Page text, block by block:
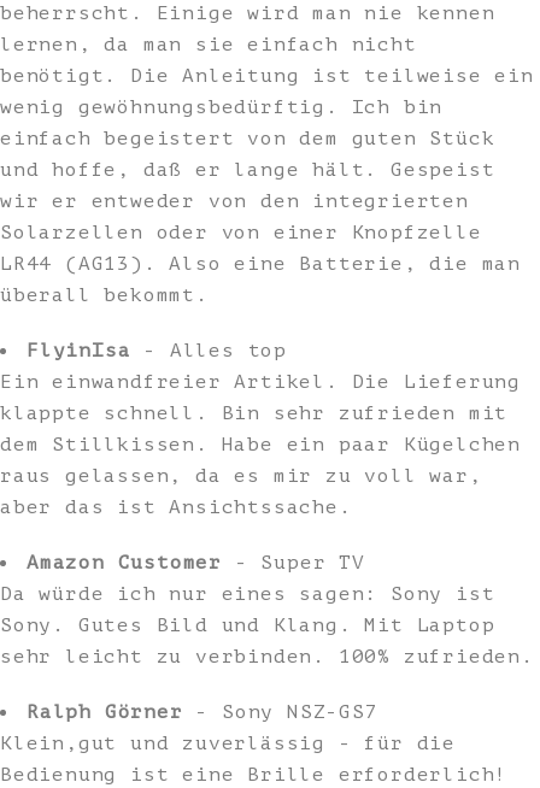
beherrscht. Einige wird man nie kennen
lernen, da man sie einfach nicht
benötigt. Die Anleitung ist teilweise ein
wenig gewöhnungsbedürftig. Ich bin
einfach begeistert von dem guten Stück
und hoffe, daß er lange hält. Gespeist
wir er entweder von den integrierten
Solarzellen oder von einer Knopfzelle
LR44 (AG13). Also eine Batterie, die man
überall bekommt.
FlyinIsa - Alles top
Ein einwandfreier Artikel. Die Lieferung
klappte schnell. Bin sehr zufrieden mit
dem Stillkissen. Habe ein paar Kügelchen
raus gelassen, da es mir zu voll war,
aber das ist Ansichtssache.
Amazon Customer
- Super TV
Da würde ich nur eines sagen: Sony ist
Sony. Gutes Bild und Klang. Mit Laptop
sehr leicht zu verbinden. 100% zufrieden.
Ralph Görner - Sony NSZ-GS7
Klein,gut und zuverlässig - für die
Bedienung ist eine Brille erforderlich!